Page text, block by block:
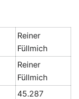
Reiner
Füllmich
Reiner
Füllmich
45.287